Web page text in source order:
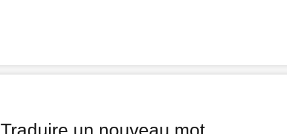
Traduire un nouveau mot